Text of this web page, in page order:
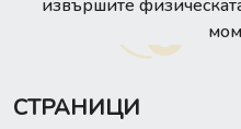
извършите
СТРАНИЦИ